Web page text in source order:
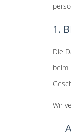
1.
Die
beim
Wir